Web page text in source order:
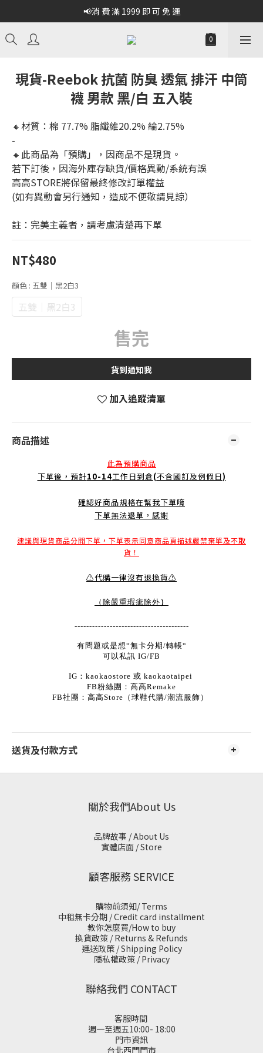
📢消 費 滿 1999 即 可 免 運
現貨-Reebok 抗菌 防臭 透氣 排汗 中筒
襪 男款 黑/白 五入裝
🔸材質：棉 77.7% 脂纖維20.2% 綸2.75%
-
🔸此商品為「預購」，因商品不是現貨。
若下訂後，因海外庫存缺貨/價格異動/系統有誤
高高STORE將保留最終修改訂單權益
(如有異動會另行通知，造成不便敬請見諒）
註：完美主義者，請考慮清楚再下單
NT$480
顏色 : 五雙｜黑2白3
五雙｜黑2白3
售完
貨到通知我
加入追蹤清單
商品描述
此為預購商品
下單後，預計10-14工作日到倉(不含國訂及例假日)
確認好商品規格在幫我下單唷
下單無法退單，感謝
建議與現貨商品分開下單，下單表示同意商品頁描述嚴禁棄單及不取
貨！
⚠️代購一律沒有退換貨⚠️
（除嚴重瑕疵除外 ）
---------------------------------------
有問題或是想“無卡分期/轉帳“
可以私訊 IG/FB
IG：kaokaostore 或 kaokaotaipei
FB粉絲團：高高Remake
FB社團：高高Store（球鞋代購/潮流服飾）
送貨及付款方式
關於我們About Us
品牌故事 / About Us
實體店面 / Store
顧客服務 SERVICE
購物前須知/ Terms
中租無卡分期 / Credit card installment
教你怎麼買/How to buy
換貨政策 / Returns & Refunds
運送政策 / Shipping Policy
隱私權政策 / Privacy
聯絡我們 CONTACT
客服時間
週一至週五10:00- 18:00
門市資訊
台北西門門市